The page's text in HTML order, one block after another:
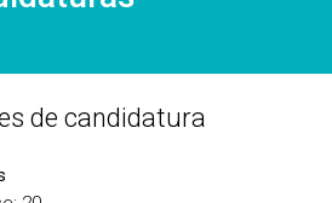
de candidatura